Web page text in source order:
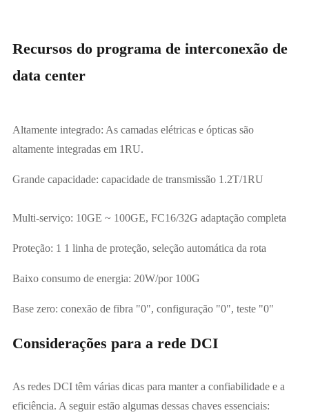
Recursos do programa de interconexão de
data center
Altamente integrado: As camadas elétricas e ópticas são
altamente integradas em 1RU.
Grande capacidade: capacidade de transmissão 1.2T/1RU
Multi-serviço: 10GE ~ 100GE, FC16/32G adaptação completa
Proteção: 1 1 linha de proteção, seleção automática da rota
Baixo consumo de energia: 20W/por 100G
Base zero: conexão de fibra "0", configuração "0", teste "0"
Considerações para a rede DCI
As redes DCI têm várias dicas para manter a confiabilidade e a
eficiência. A seguir estão algumas dessas chaves essenciais: